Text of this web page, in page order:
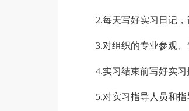
2.每天写好实习日记
3.对组织的专业参观
4.实习结束前写好实
5.对实习指导人员和